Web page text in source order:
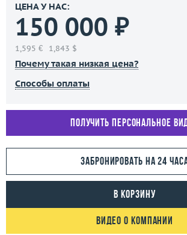
ЦЕНА У НАС:
150 000 ₽
1,595 € 1,843 $
Почему такая низкая цена?
Способы оплаты
Получить персональное
Забронировать на 24
В корзину
Видео о компании